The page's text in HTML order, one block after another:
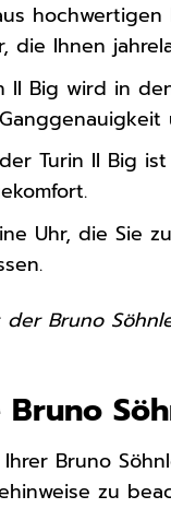
die Ihnen
II Big wird in
Turin II Big
Uhr, die Sie
Bruno
Bruno
zu